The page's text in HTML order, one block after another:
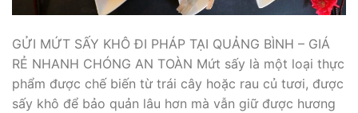
GỬI MỨT SẤY KHÔ ĐI PHÁP TẠI QUẢNG BÌNH – GIÁ
RẺ NHANH CHÓNG AN TOÀN Mứt sấy là một loại thực
phẩm được chế biến từ trái cây hoặc rau củ tươi, được
sấy khô để bảo quản lâu hơn mà vẫn giữ được hương